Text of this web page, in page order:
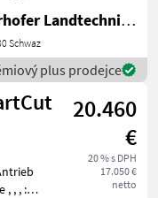
400V,
und
Oberhofer Landtechnik GmbH
Schwaz
plus prodejce
20.460
€
20 % s DPH
17.050 €
netto
: